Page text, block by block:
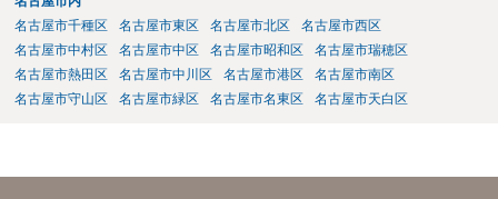
名古屋市千種区
名古屋市東区 名古屋市北区
名古屋市西区
名古屋市中村区
名古屋市中区 名古屋市昭和区
名古屋市瑞穂区
名古屋市熱田区
名古屋市中川区 名古屋市港区
名古屋市南区
名古屋市守山区
名古屋市緑区 名古屋市名東区 名古屋市天白区